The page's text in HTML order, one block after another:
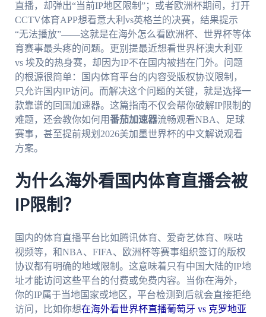
直播，却弹出“当前IP地区限制”；或者欧洲杯期间，打开
CCTV体育APP想看意大利vs英格兰的决赛，结果提示
“无法播放”——这就是在海外怎么看欧洲杯、世界杯等体
育赛事最头疼的问题。更别提最近想看世界杯澳大利亚
vs 埃及的热身赛，却因为IP不在国内被挡在门外。问题
的根源很简单：国内体育平台的内容受版权协议限制，
只允许国内IP访问。而解决这个问题的关键，就是选择一
款靠谱的回国加速器。这篇指南不仅会帮你破解IP限制的
难题，还会教你如何用番茄加速器流畅观看NBA、足球
赛事，甚至提前规划2026美加墨世界杯的中文解说观看
方案。
为什么海外看国内体育直播会被
IP限制？
国内的体育直播平台比如腾讯体育、爱奇艺体育、咪咕
视频等，和NBA、FIFA、欧洲杯等赛事组织签订的版权
协议都有明确的地域限制。这意味着只有中国大陆的IP地
址才能访问这些平台的付费或免费内容。当你在海外，
你的IP属于当地国家或地区，平台检测到后就会直接拒绝
访问，比如你想在海外看世界杯直播葡萄牙 vs 克罗地亚